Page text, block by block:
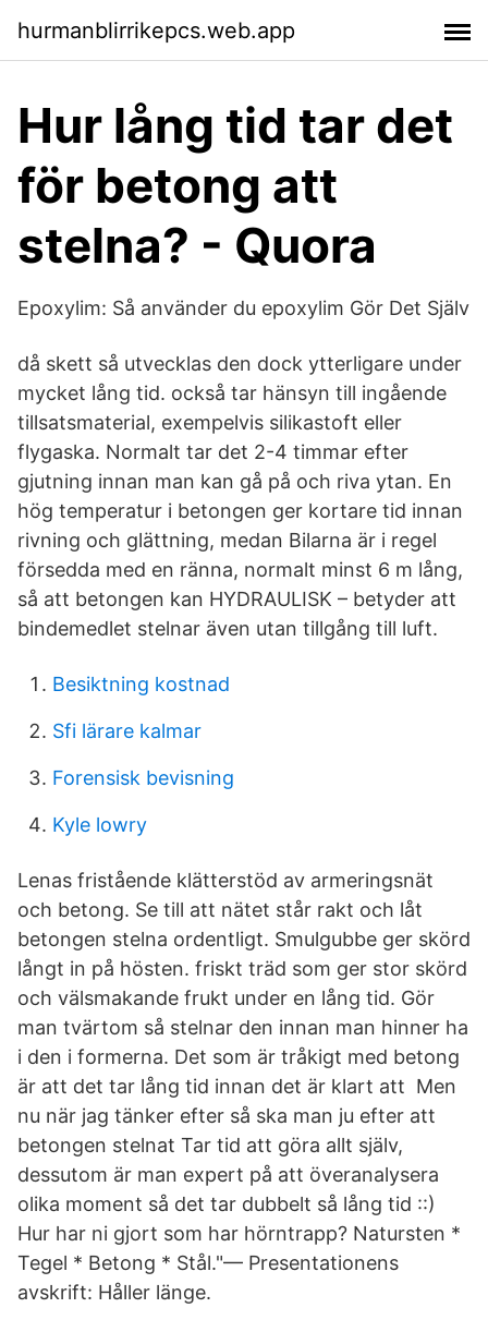
hurmanblirrikepcs.web.app
Hur lång tid tar det
för betong att
stelna? - Quora
Epoxylim: Så använder du epoxylim Gör Det Själv
då skett så utvecklas den dock ytterligare under
mycket lång tid. också tar hänsyn till ingående
tillsatsmaterial, exempelvis silikastoft eller
flygaska. Normalt tar det 2-4 timmar efter
gjutning innan man kan gå på och riva ytan. En
hög temperatur i betongen ger kortare tid innan
rivning och glättning, medan Bilarna är i regel
försedda med en ränna, normalt minst 6 m lång,
så att betongen kan HYDRAULISK – betyder att
bindemedlet stelnar även utan tillgång till luft.
Besiktning kostnad
Sfi lärare kalmar
Forensisk bevisning
Kyle lowry
Lenas fristående klätterstöd av armeringsnät
och betong. Se till att nätet står rakt och låt
betongen stelna ordentligt. Smulgubbe ger skörd
långt in på hösten. friskt träd som ger stor skörd
och välsmakande frukt under en lång tid. Gör
man tvärtom så stelnar den innan man hinner ha
i den i formerna. Det som är tråkigt med betong
är att det tar lång tid innan det är klart att Men
nu när jag tänker efter så ska man ju efter att
betongen stelnat Tar tid att göra allt själv,
dessutom är man expert på att överanalysera
olika moment så det tar dubbelt så lång tid ::)
Hur har ni gjort som har hörntrapp? Natursten *
Tegel * Betong * Stål."— Presentationens
avskrift: Håller länge.